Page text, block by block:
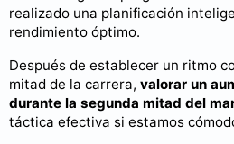
realizado una planificación
rendimiento óptimo.
Después de establecer un ritmo
mitad de la carrera, valorar un
durante la segunda mitad del
táctica efectiva si estamos